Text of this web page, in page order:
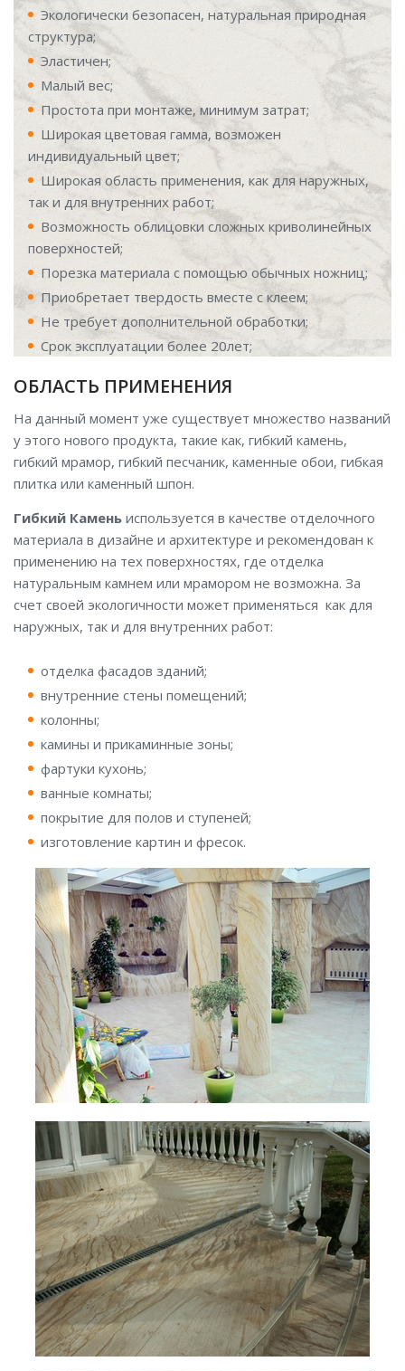
Экологически безопасен, натуральная природная
структура;
Эластичен;
Малый вес;
Простота при монтаже, минимум затрат;
Широкая цветовая гамма, возможен
индивидуальный цвет;
Широкая область применения, как для наружных,
так и для внутренних работ;
Возможность облицовки сложных криволинейных
поверхностей;
Порезка материала с помощью обычных ножниц;
Приобретает твердость вместе с клеем;
Не требует дополнительной обработки;
Срок эксплуатации более 20лет;
ОБЛАСТЬ ПРИМЕНЕНИЯ
На данный момент уже существует множество названий
у этого нового продукта, такие как, гибкий камень,
гибкий мрамор, гибкий песчаник, каменные обои, гибкая
плитка или каменный шпон.
Гибкий Каменьиспользуется в качестве отделочного
материала в дизайне и архитектуре и рекомендован к
применению на тех поверхностях, где отделка
натуральным камнем или мрамором не возможна. За
счет своей экологичности может применяться как для
наружных, так и для внутренних работ:
отделка фасадов зданий;
внутренние стены помещений;
колонны;
камины и прикаминные зоны;
фартуки кухонь;
ванные комнаты;
покрытие для полов и ступеней;
изготовление картин и фресок.